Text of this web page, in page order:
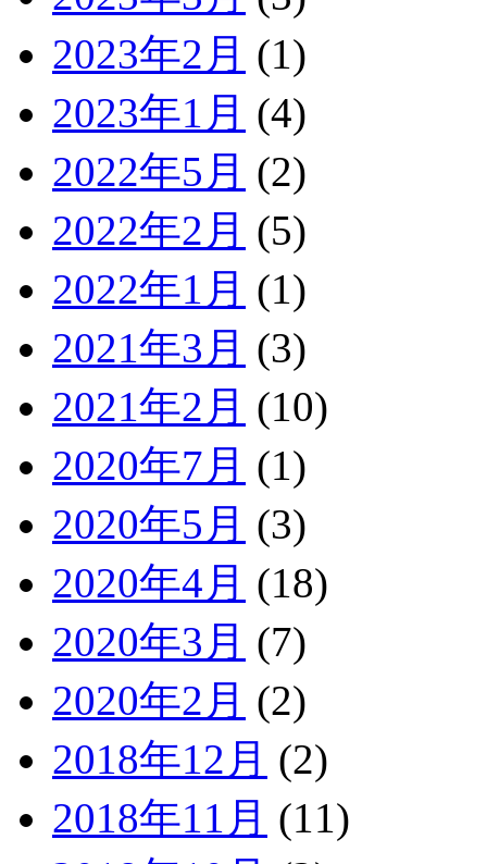
2023年2月 (1)
2023年1月 (4)
2022年5月 (2)
2022年2月 (5)
2022年1月 (1)
2021年3月 (3)
2021年2月 (10)
2020年7月 (1)
2020年5月 (3)
2020年4月 (18)
2020年3月 (7)
2020年2月 (2)
2018年12月 (2)
2018年11月 (11)